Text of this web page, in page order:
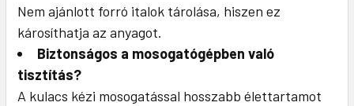
Nem ajánlott forró italok tárolása, hiszen ez
károsíthatja az anyagot.
Biztonságos a mosogatógépben való
tisztítás?
A kulacs kézi mosogatással hosszabb élettartamot